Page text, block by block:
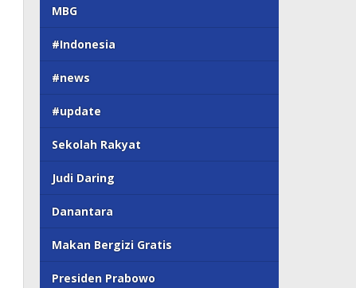
MBG
#Indonesia
#news
#update
Sekolah Rakyat
Judi Daring
Danantara
Makan Bergizi Gratis
Presiden Prabowo